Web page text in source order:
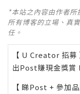
*本站之內容由作者
所有博客的立場、真
任。
【 U Creator 招募
出Post賺現金獎賞 l
【 睇Post + 參加品